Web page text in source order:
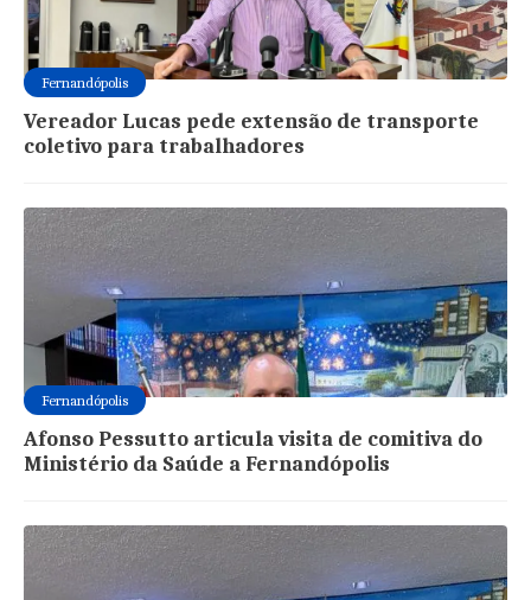
Fernandópolis
Vereador Lucas pede extensão de transporte
coletivo para trabalhadores
Fernandópolis
Afonso Pessutto articula visita de comitiva do
Ministério da Saúde a Fernandópolis